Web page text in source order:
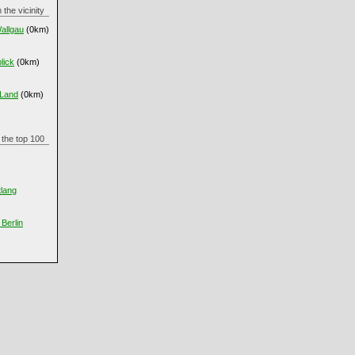
the vicinity
(0km)
(0km)
(0km)
the top 100